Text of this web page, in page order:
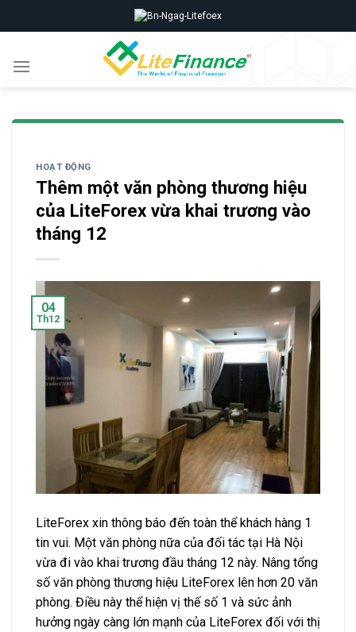
to
HOẠT ĐỘNG
Thêm một văn phòng thương hiệu
của LiteForex vừa khai trương vào
tháng 12
04
Th12
LiteForex xin thông báo đến toàn thể khách hàng 1
tin vui. Một văn phòng nữa của đối tác tại Hà Nội
vừa đi vào khai trương đầu tháng 12 này. Nâng tổng
số văn phòng thương hiệu LiteForex lên hơn 20 văn
phòng. Điều này thể hiện vị thế số 1 và sức ảnh
hưởng ngày càng lớn mạnh của LiteForex đối với thị